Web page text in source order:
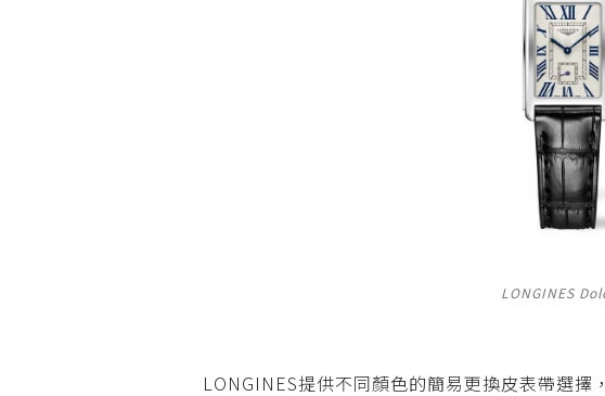
LONGINES
LONGINES提供不同顏色的簡易更換皮表帶選擇